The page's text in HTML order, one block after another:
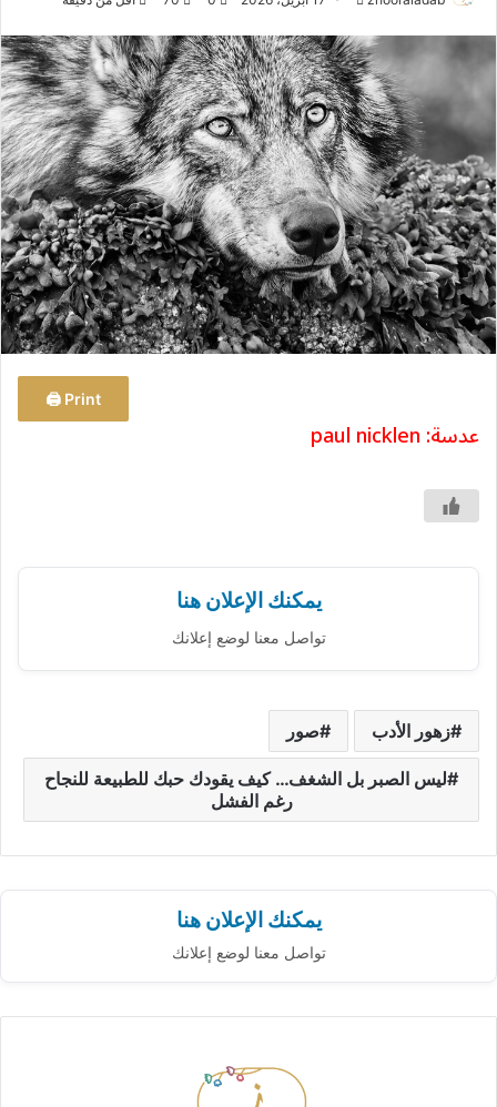
س
ل
ب
ر
ي
د
ا
إ
ل
ك
ت
ر
Print 🖨
عدسة: paul nicklen
يمكنك الإعلان هنا
تواصل معنا لوضع إعلانك
زهور الأدب صور
ليس الصبر بل الشغف… كيف يقودك حبك للطبيعة للنجاح
رغم الفشل
يمكنك الإعلان هنا
تواصل معنا لوضع إعلانك